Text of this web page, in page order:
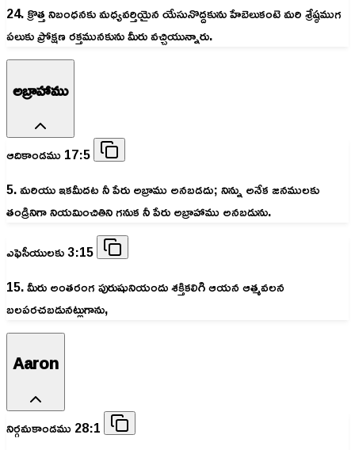
24. క్రొత్త నిబంధనకు మధ్యవర్తియైన యేసునొద్దకును హేబెలుకంటె మరి శ్రేష్ఠముగ
పలుకు ప్రోక్షణ రక్తమునకును మీరు వచ్చియున్నారు.
అబ్రాహాము
ఆదికాండము 17:5
5. మరియు ఇకమీదట నీ పేరు అబ్రాము అనబడదు; నిన్ను అనేక జనములకు
తండ్రినిగా నియమించితిని గనుక నీ పేరు అబ్రాహాము అనబడును.
ఎఫెసీయులకు 3:15
15. మీరు అంతరంగ పురుషునియందు శక్తికలిగి ఆయన ఆత్మవలన
బలపరచబడునట్లుగాను,
Aaron
నిర్గమకాండము 28:1